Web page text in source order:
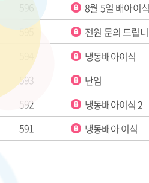
8월 5일 배아이
595
전원 문의 드립
냉동배아이식
593
난임
592
냉동배아이식 2
591
냉동배아 이식